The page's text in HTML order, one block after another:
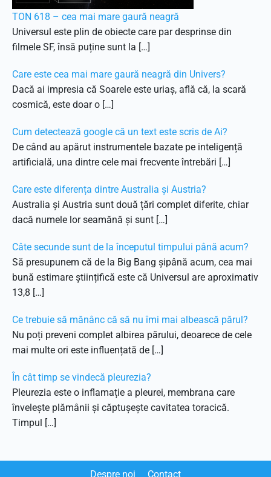
TON 618 – cea mai mare gaură neagră
Universul este plin de obiecte care par desprinse din
filmele SF, însă puține sunt la […]
Care este cea mai mare gaură neagră din Univers?
Dacă ai impresia că Soarele este uriaș, află că, la scară
cosmică, este doar o […]
Cum detectează google că un text este scris de Ai?
De când au apărut instrumentele bazate pe inteligență
artificială, una dintre cele mai frecvente întrebări […]
Care este diferența dintre Australia și Austria?
Australia și Austria sunt două țări complet diferite, chiar
dacă numele lor seamănă și sunt […]
Câte secunde sunt de la începutul timpului până acum?
Să presupunem că de la Big Bang șipână acum, cea mai
bună estimare științifică este că Universul are aproximativ
13,8 […]
Ce trebuie să mănânc că să nu îmi mai albească părul?
Nu poți preveni complet albirea părului, deoarece de cele
mai multe ori este influențată de […]
În cât timp se vindecă pleurezia?
Pleurezia este o inflamație a pleurei, membrana care
învelește plămânii și căptușește cavitatea toracică.
Timpul […]
Despre noi Contact